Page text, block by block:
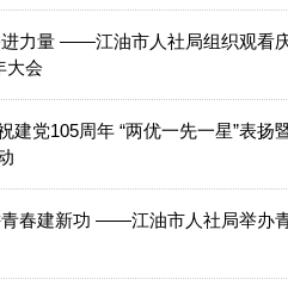
力量 ——江油市人社局组织观看
大会
建党105周年 “两优一先一星”表扬
青春建新功 ——江油市人社局举办